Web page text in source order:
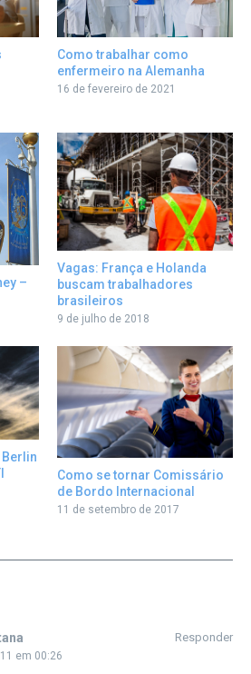
Como trabalhar como
enfermeiro na Alemanha
16 de fevereiro de 2021
–
Vagas: França e Holanda
buscam trabalhadores
brasileiros
9 de julho de 2018
Como se tornar Comissário
de Bordo Internacional
11 de setembro de 2017
em 00:26
Responder